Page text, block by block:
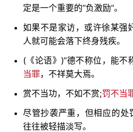
定是一个重要的“负激励”。
如果不是家访，或许徐某强
人就可能会落下终身残疾。
(《论语》)“德不称位，能不
当罪，不祥莫大焉。
赏不当功，不如不赏;罚不当
尽管抄袭严重，但相应的处
往往被轻描淡写。